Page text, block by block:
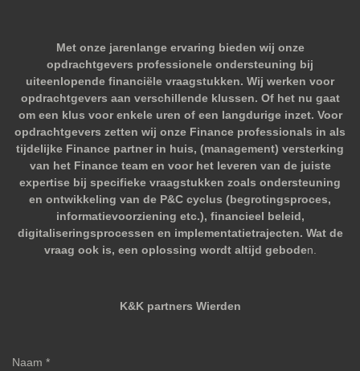
Met onze jarenlange ervaring bieden wij onze
opdrachtgevers professionele ondersteuning bij
uiteenlopende financiële vraagstukken. Wij werken voor
opdrachtgevers aan verschillende klussen. Of het nu gaat
om een klus voor enkele uren of een langdurige inzet. Voor
opdrachtgevers zetten wij onze Finance professionals in als
tijdelijke Finance partner in huis, (management) versterking
van het Finance team en voor het leveren van de juiste
expertise bij specifieke vraagstukken zoals ondersteuning
en ontwikkeling van de P&C cyclus (begrotingsproces,
informatievoorziening etc.), financieel beleid,
digitaliseringsprocessen en implementatietrajecten. Wat de
vraag ook is, een oplossing wordt altijd geboden.
K&K partners Wierden
Naam *